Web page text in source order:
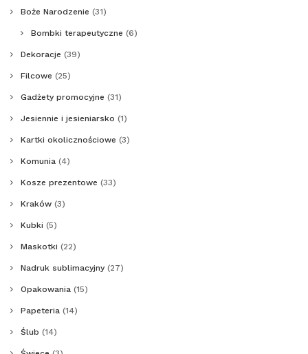
Boże Narodzenie (31)
Bombki terapeutyczne (6)
Dekoracje (39)
Filcowe (25)
Gadżety promocyjne (31)
Jesiennie i jesieniarsko (1)
Kartki okolicznościowe (3)
Komunia (4)
Kosze prezentowe (33)
Kraków (3)
Kubki (5)
Maskotki (22)
Nadruk sublimacyjny (27)
Opakowania (15)
Papeteria (14)
Ślub (14)